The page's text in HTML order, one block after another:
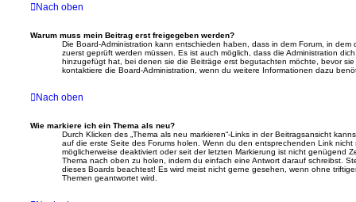
Nach oben
Warum muss mein Beitrag erst freigegeben werden?
Die Board-Administration kann entschieden haben, dass in dem Forum, in
zuerst geprüft werden müssen. Es ist auch möglich, dass die Administration
hinzugefügt hat, bei denen sie die Beiträge erst begutachten möchte, bevor
kontaktiere die Board-Administration, wenn du weitere Informationen dazu
Nach oben
Wie markiere ich ein Thema als neu?
Durch Klicken des „Thema als neu markieren“-Links in der Beitragsansicht
auf die erste Seite des Forums holen. Wenn du den entsprechenden Link
möglicherweise deaktiviert oder seit der letzten Markierung ist nicht genügend
Thema nach oben zu holen, indem du einfach eine Antwort darauf schreibst.
dieses Boards beachtest! Es wird meist nicht gerne gesehen, wenn ohne
Themen geantwortet wird.